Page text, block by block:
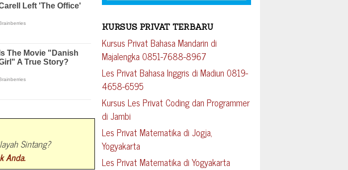
Sintang?
Anda.
KURSUS PRIVAT TERBARU
Kursus Privat Bahasa Mandarin di
Majalengka 0851-7688-8967
Les Privat Bahasa Inggris di Madiun 0819-
4658-6595
Kursus Les Privat Coding dan Programmer
di Jambi
Les Privat Matematika di Jogja,
Yogyakarta
Les Privat Matematika di Yogyakarta